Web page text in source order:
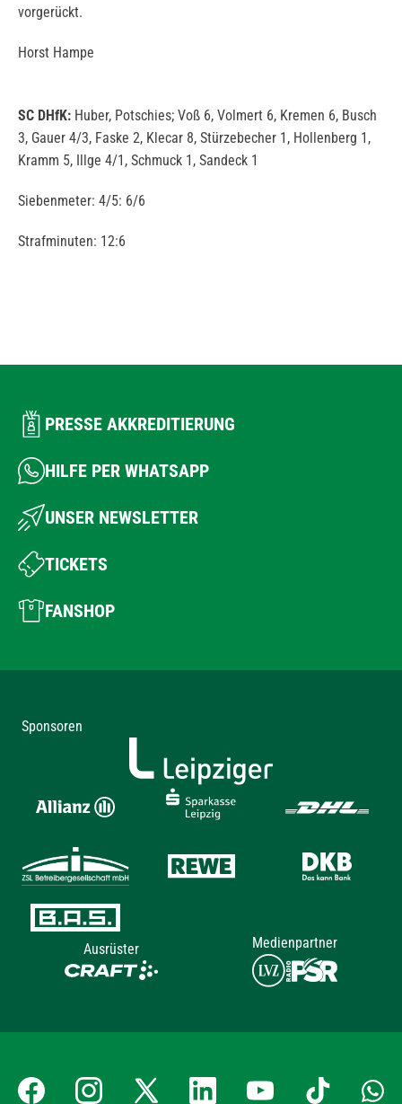
vorgerückt.
Horst Hampe
SC DHfK: Huber, Potschies; Voß 6, Volmert 6, Kremen 6, Busch
3, Gauer 4/3, Faske 2, Klecar 8, Stürzebecher 1, Hollenberg 1,
Kramm 5, Illge 4/1, Schmuck 1, Sandeck 1
Siebenmeter: 4/5: 6/6
Strafminuten: 12:6
PRESSE AKKREDITIERUNG
HILFE PER WHATSAPP
UNSER NEWSLETTER
TICKETS
FANSHOP
Sponsoren
Ausrüster Medienpartner